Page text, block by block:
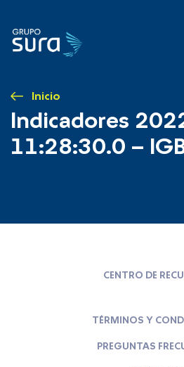
Inicio
Indicadores
11:28:30.0 –
CENTRO DE
TÉRMINOS Y
PREGUNTAS